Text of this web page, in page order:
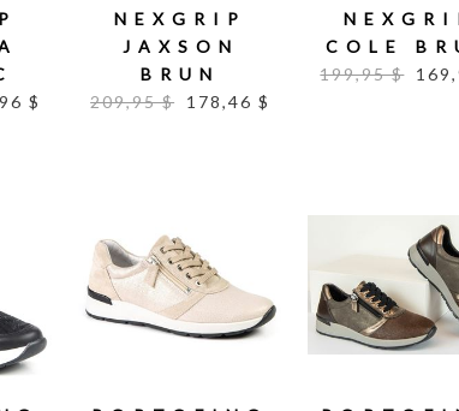
$
NEXGRIP
JAXSON
BRUN
209,95 $
178,46 $
COLE
199,95 $